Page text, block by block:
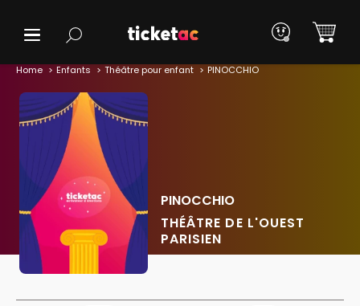
Home Enfants Théâtre pour enfant PINOCCHIO
PINOCCHIO
THÉÂTRE DE L'OUEST
PARISIEN